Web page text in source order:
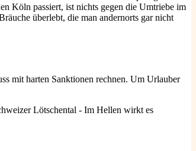
Köln passiert, ist nichts gegen die Umtriebe im
überlebt, die man andernorts gar nicht
mit harten Sanktionen rechnen. Um Urlauber